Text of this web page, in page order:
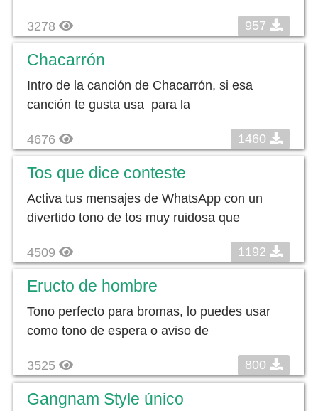
3278 957
Chacarrón
Intro de la canción de Chacarrón, si esa
canción te gusta usa para la
4676 1460
Tos que dice conteste
Activa tus mensajes de WhatsApp con un
divertido tono de tos muy ruidosa que
4509 1192
Eructo de hombre
Tono perfecto para bromas, lo puedes usar
como tono de espera o aviso de
3525 800
Gangnam Style único